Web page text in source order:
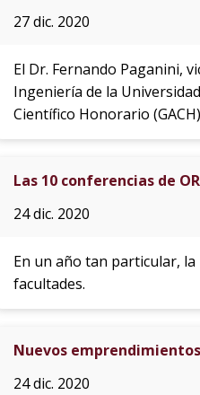
27 dic. 2020
El Dr. Fernando Paganini,
Ingeniería de la
Científico Honorario
Las 10 conferencias de
24 dic. 2020
En un año tan particular,
facultades.
Nuevos
24 dic. 2020